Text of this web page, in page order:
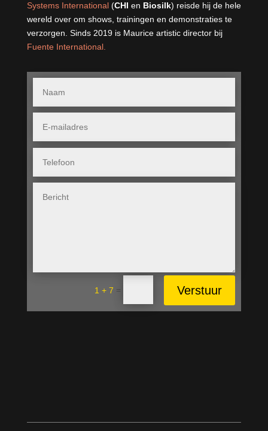
Systems International(CHI en Biosilk) reisde hij de hele
wereld over om shows, trainingen en demonstraties te
verzorgen. Sinds 2019 is Maurice artistic director bij
Fuente International.
1 + 7 = Verstuur